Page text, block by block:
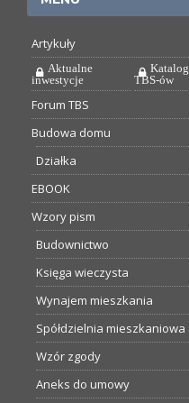
Artykuły
Aktualne
inwestycje
Katalog
TBS-ów
Forum TBS
Budowa domu
Działka
EBOOK
Wzory pism
Budownictwo
Księga wieczysta
Wynajem mieszkania
Spółdzielnia mieszkaniowa
Wzór zgody
Aneks do umowy